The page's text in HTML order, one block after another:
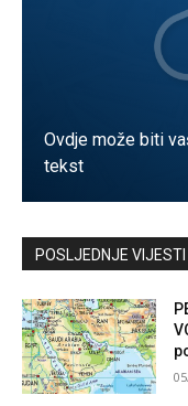
Ovdje može biti
tekst
Kontaktirajte nas
POSLJEDNJE VIJESTI